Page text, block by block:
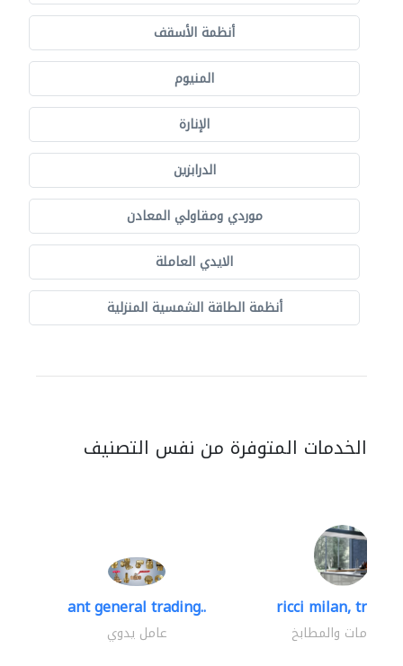
أنظمة الأسقف
المنيوم
الإنارة
الدرابزين
موردي ومقاولي المعادن
الايدي العاملة
أنظمة الطاقة الشمسية المنزلية
الخدمات المتوفرة من نفس التصنيف
ant general trading..
عامل يدوي
ricci milan,
الحمامات والمطابخ